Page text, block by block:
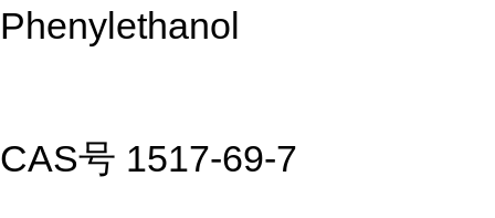
Phenylethanol
CAS号 1517-69-7